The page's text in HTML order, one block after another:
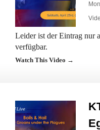
Leider ist der Eintrag nur
verfügbar.
Watch This Video →